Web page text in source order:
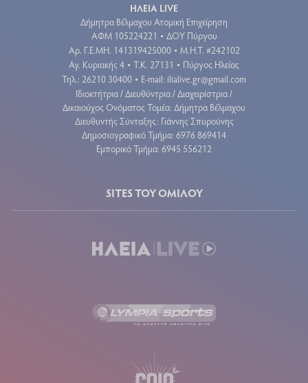
ΗΛΕΙΑ LIVE
Δήμητρα Βέλμαχου Ατομική Επιχείρηση
ΑΦΜ 105224221 • ΔΟΥ Πύργου
Aρ. Γ.Ε.ΜΗ. 141319425000 • Μ.Η.Τ. #242102
Αγ. Κυριακής 4 • Τ.Κ. 27131 • Πύργος Ηλείας
Τηλ.: 26210 30400 • E-mail: ilialive.gr@gmail.com
Ιδιοκτήτρια / Διευθύντρια / Διαχειρίστρια /
Δικαιούχος Ονόματος Τομέα: Δήμητρα Βέλμαχου
Διευθυντής Σύνταξης: Γιάννης Σπυρούνης
Δημοσιογραφικό Τμήμα: 6976 869414
Εμπορικό Τμήμα: 6945 556212
SITES ΤΟΥ ΟΜΙΛΟΥ